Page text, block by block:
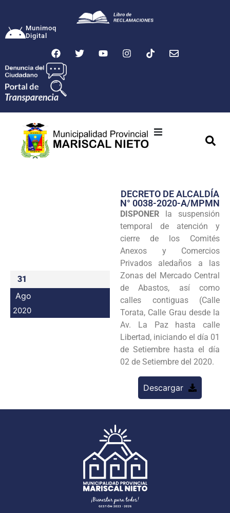
Munimoq
Digital
Transparencia
Seguridad
Programas
Intranet
31
Ago
2020
DECRETO DE ALCALDÍA
N° 0038-2020-A/MPMN
DISPONER la suspensión
temporal de atención y
cierre de los Comités
Anexos y Comercios
Privados aledaños a las
Zonas del Mercado Central
de Abastos, así como
calles contiguas (Calle
Torata, Calle Grau desde la
Av. La Paz hasta calle
Libertad, iniciando el día 01
de Setiembre hasta el día
02 de Setiembre del 2020.
Descargar